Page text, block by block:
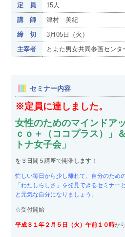
定 員
15人
講 師
津村 美紀
締 切
3月05日（火）
主宰者
とよた男女共同参画セン
セミナー内容
※定員に達しました。
女性のためのマインドア
ｃｏ＋（ココプラス）」
トナ女子会」
を３日間５講座で開催します！
忙しい毎日から少し離れて、自分のため
「わたしらしさ」を発見できるセミナー
と元気な自分になりましょう。
☆受付開始
平成３１年２月５日（火）午前１０時から